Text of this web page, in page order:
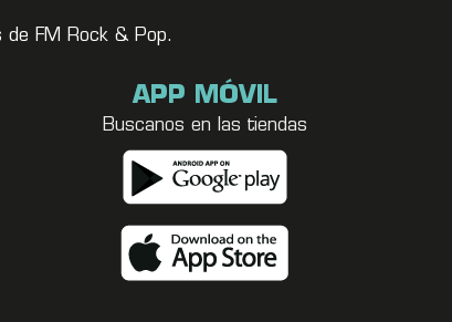
de FM Rock & Pop.
APP MÓVIL
Buscanos en las tiendas